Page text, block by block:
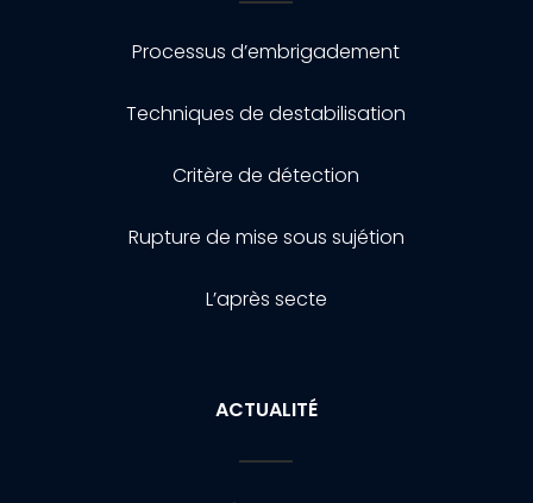
Processus d’embrigadement
Techniques de destabilisation
Critère de détection
Rupture de mise sous sujétion
L’après secte
ACTUALITÉ